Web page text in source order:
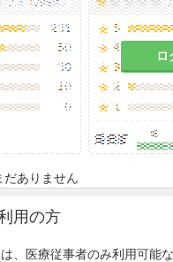
ロ
だありません
用の方
、医療従事者のみ利用可能